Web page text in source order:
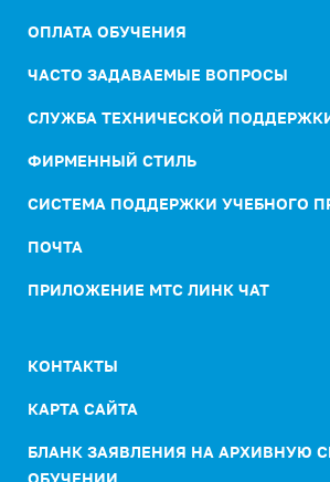
ОПЛАТА ОБУЧЕНИЯ
ЧАСТО ЗАДАВАЕМЫЕ ВОПРОСЫ
СЛУЖБА ТЕХНИЧЕСКОЙ
ФИРМЕННЫЙ СТИЛЬ
СИСТЕМА ПОДДЕРЖКИ УЧЕБНОГО
ПОЧТА
ПРИЛОЖЕНИЕ МТС ЛИНК ЧАТ
КОНТАКТЫ
КАРТА САЙТА
БЛАНК ЗАЯВЛЕНИЯ НА АРХИВНУЮ